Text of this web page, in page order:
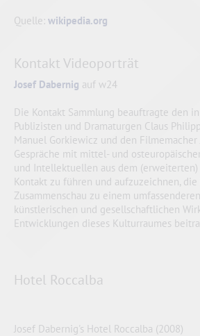
Quelle: wikipedia.org
Kontakt Videoporträt
Josef Dabernig auf w24
Die Kontakt Sammlung beauftragte den
Publizisten und Dramaturgen Claus
Manuel Gorkiewicz und den Filmemacher
Gespräche mit mittel- und
und Intellektuellen aus dem
Kontakt zu führen und aufzuzeichnen,
Zusammenschau zu einem
künstlerischen und gesellschaftlichen
Entwicklungen dieses Kulturraumes
Hotel Roccalba
Josef Dabernig's Hotel Roccalba (2008)